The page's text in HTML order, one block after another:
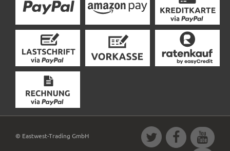
© Eastwest-Trading GmbH